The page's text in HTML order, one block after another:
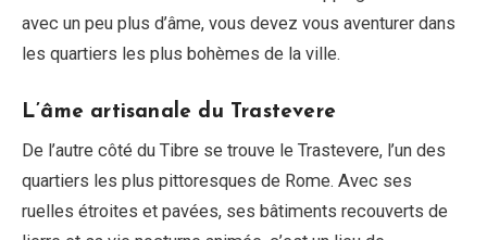
avec un peu plus d’âme, vous devez vous aventurer dans
les quartiers les plus bohèmes de la ville.
L’âme artisanale du Trastevere
De l’autre côté du Tibre se trouve le Trastevere, l’un des
quartiers les plus pittoresques de Rome. Avec ses
ruelles étroites et pavées, ses bâtiments recouverts de